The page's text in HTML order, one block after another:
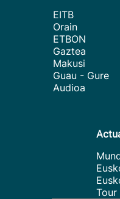
EITB
Orain
ETBON
Gaztea
Makusi
Guau - Gure
Audioa
Tour